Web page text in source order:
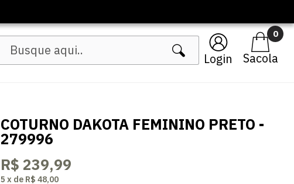
Login
0
COTURNO DAKOTA FEMININO PRETO -
279996
R$ 239,99
5 x de R$ 48,00